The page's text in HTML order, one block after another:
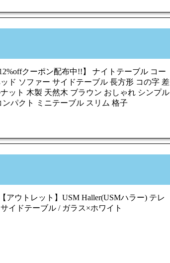
クーポン配布中!!】 ナイトテーブル コー
ド ソファー サイドテーブル 長方形 コの字 差
ット 木製 天然木 ブラウン おしゃれ シンプル
パクト ミニテーブル スリム 格子
アウトレット】USM Haller(USMハラー) テレ
イドテーブル / ガラス×ホワイト